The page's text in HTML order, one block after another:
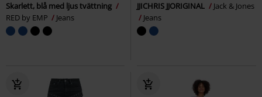
Skarlett, blå med ljus tvättning
RED by EMP
Jeans
JJICHRIS JJORIGINAL
Jack & Jones
Jeans